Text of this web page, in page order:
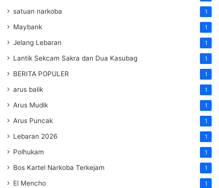
satuan narkoba 1
Maybank 1
Jelang Lebaran 1
Lantik Sekcam Sakra dan Dua Kasubag 1
BERITA POPULER 1
arus balik 1
Arus Mudik 1
Arus Puncak 1
Lebaran 2026 1
Polhukam 1
Bos Kartel Narkoba Terkejam 1
El Mencho 1